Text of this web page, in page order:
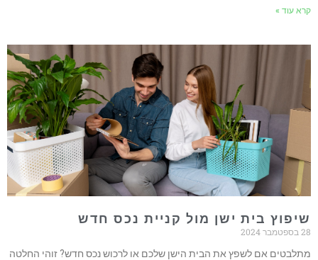
קרא עוד »
שיפוץ בית ישן מול קניית נכס חדש
28 בספטמבר 2024
מתלבטים אם לשפץ את הבית הישן שלכם או לרכוש נכס חדש? זוהי החלטה